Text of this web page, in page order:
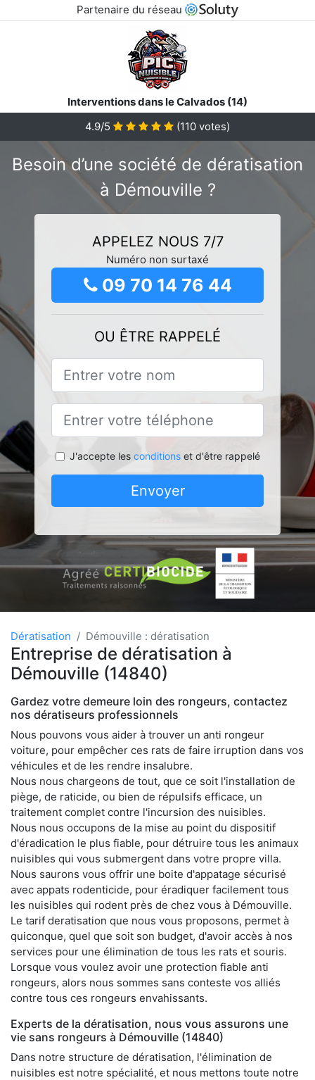
Partenaire du réseau
Interventions dans le Calvados (14)
4.9/5
(110 votes)
Besoin d’une société de dératisation
à Démouville ?
APPELEZ NOUS 7/7
Numéro non surtaxé
09 70 14 76 44
OU ÊTRE RAPPELÉ
J'accepte les conditionset d'être rappelé
Envoyer
Dératisation Démouville : dératisation
Entreprise de dératisation à
Démouville (14840)
Gardez votre demeure loin des rongeurs, contactez
nos dératiseurs professionnels
Nous pouvons vous aider à trouver un anti rongeur
voiture, pour empêcher ces rats de faire irruption dans vos
véhicules et de les rendre insalubre.
Nous nous chargeons de tout, que ce soit l'installation de
piège, de raticide, ou bien de répulsifs efficace, un
traitement complet contre l'incursion des nuisibles.
Nous nous occupons de la mise au point du dispositif
d'éradication le plus fiable, pour détruire tous les animaux
nuisibles qui vous submergent dans votre propre villa.
Nous saurons vous offrir une boite d'appatage sécurisé
avec appats rodenticide, pour éradiquer facilement tous
les nuisibles qui rodent près de chez vous à Démouville.
Le tarif deratisation que nous vous proposons, permet à
quiconque, quel que soit son budget, d'avoir accès à nos
services pour une élimination de tous les rats et souris.
Lorsque vous voulez avoir une protection fiable anti
rongeurs, alors nous sommes sans conteste vos alliés
contre tous ces rongeurs envahissants.
Experts de la dératisation, nous vous assurons une
vie sans rongeurs à Démouville (14840)
Dans notre structure de dératisation, l'élimination de
nuisibles est notre spécialité, et nous mettons toute notre